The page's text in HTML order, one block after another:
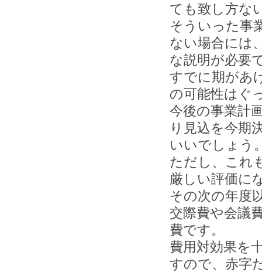
ても致し方な
そういった事
ない場合には
な説明が必要
すでに期があ
の可能性はぐ
今後の事業計
り見込を今期
いいでしょう
ただし、これ
厳しい評価に
その次の年度
交際費や会議
費です。
費用対効果を
すので、赤字